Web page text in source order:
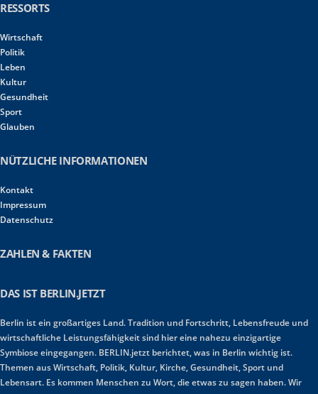
RESSORTS
Wirtschaft
Politik
Leben
Kultur
Gesundheit
Sport
Glauben
NÜTZLICHE INFORMATIONEN
Kontakt
Impressum
Datenschutz
ZAHLEN & FAKTEN
DAS IST BERLIN.JETZT
Berlin ist ein großartiges Land. Tradition und Fortschritt, Lebensfreude und
wirtschaftliche Leistungsfähigkeit sind hier eine nahezu einzigartige
Symbiose eingegangen. BERLIN.jetzt berichtet, was in Berlin wichtig ist.
Themen aus Wirtschaft, Politik, Kultur, Kirche, Gesundheit, Sport und
Lebensart. Es kommen Menschen zu Wort, die etwas zu sagen haben. Wir